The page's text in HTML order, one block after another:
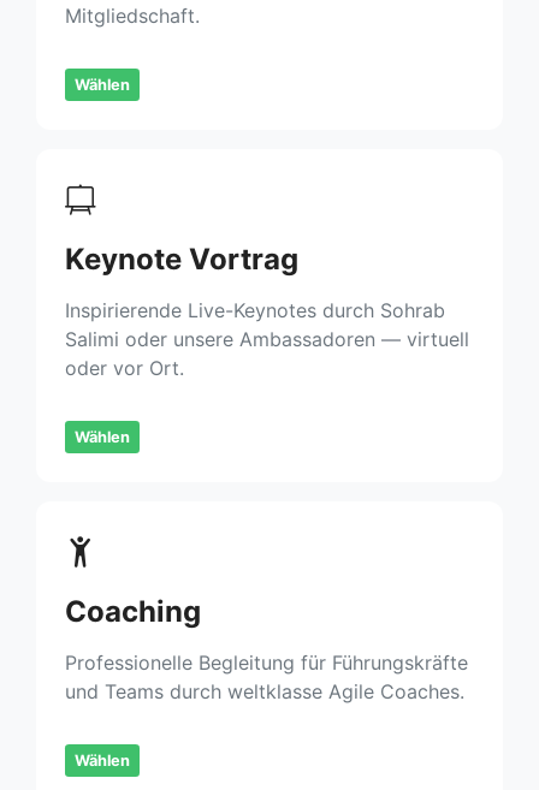
Mitgliedschaft.
Wählen
Keynote Vortrag
Inspirierende Live-Keynotes durch Sohrab
Salimi oder unsere Ambassadoren — virtuell
oder vor Ort.
Wählen
Coaching
Professionelle Begleitung für Führungskräfte
und Teams durch weltklasse Agile Coaches.
Wählen